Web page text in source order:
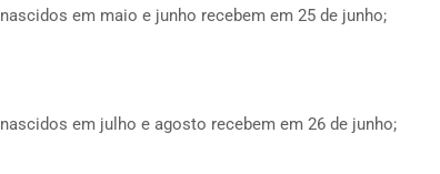
nascidos em maio e junho recebem em 25 de junho;
nascidos em julho e agosto recebem em 26 de junho;